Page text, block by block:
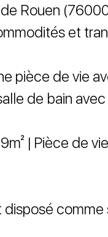
Rouen
et
pièce de vie
de bain avec
| Pièce de
comme